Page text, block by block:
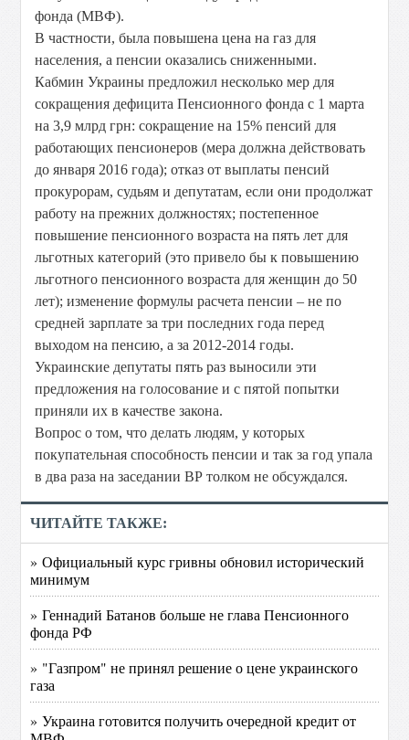
фонда (МВФ).
В частности, была повышена цена на газ для
населения, а пенсии оказались сниженными.
Кабмин Украины предложил несколько мер для
сокращения дефицита Пенсионного фонда с 1 марта
на 3,9 млрд грн: сокращение на 15% пенсий для
работающих пенсионеров (мера должна действовать
до января 2016 года); отказ от выплаты пенсий
прокурорам, судьям и депутатам, если они продолжат
работу на прежних должностях; постепенное
повышение пенсионного возраста на пять лет для
льготных категорий (это привело бы к повышению
льготного пенсионного возраста для женщин до 50
лет); изменение формулы расчета пенсии – не по
средней зарплате за три последних года перед
выходом на пенсию, а за 2012-2014 годы.
Украинские депутаты пять раз выносили эти
предложения на голосование и с пятой попытки
приняли их в качестве закона.
Вопрос о том, что делать людям, у которых
покупательная способность пенсии и так за год упала
в два раза на заседании ВР толком не обсуждался.
ЧИТАЙТЕ ТАКЖЕ:
» Официальный курс гривны обновил исторический
минимум
» Геннадий Батанов больше не глава Пенсионного
фонда РФ
» "Газпром" не принял решение о цене украинского
газа
» Украина готовится получить очередной кредит от